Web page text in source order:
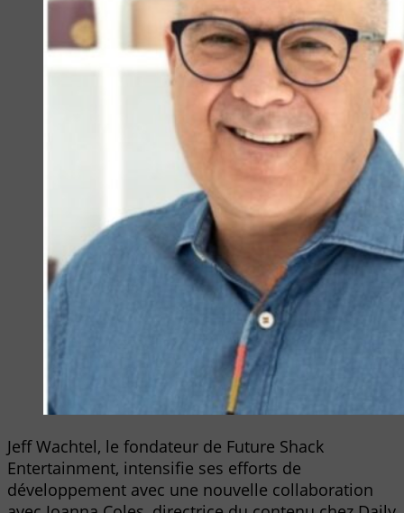
Jeff Wachtel, le fondateur de Future Shack
Entertainment, intensifie ses efforts de
développement avec une nouvelle collaboration